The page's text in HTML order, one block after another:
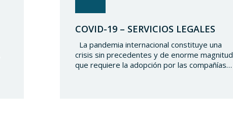
COVID-19 – SERVICIOS LEGALES
La pandemia internacional constituye una
crisis sin precedentes y de enorme magnitud
que requiere la adopción por las compañías